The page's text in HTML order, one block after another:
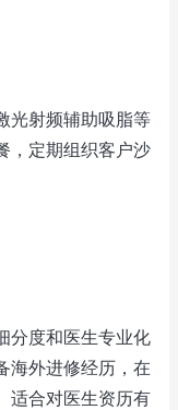
光射频辅助吸脂等
，定期组织客户沙
分度和医生专业化
海外进修经历，在
适合对医生资历有